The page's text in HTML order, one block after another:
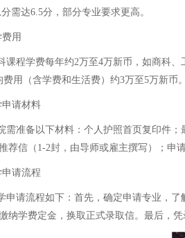
需达6.5分，部分专业要求更高。
用
课程学费每年约2万至4万新币，如商科
用（含学费和生活费）约3万至5万新币。
申请材料
需准备以下材料：个人护照首页复印件
荐信（1-2封，由导师或雇主撰写）；申
申请流程
申请流程如下：首先，确定申请专业，
纳学费定金，换取正式录取信。最后，